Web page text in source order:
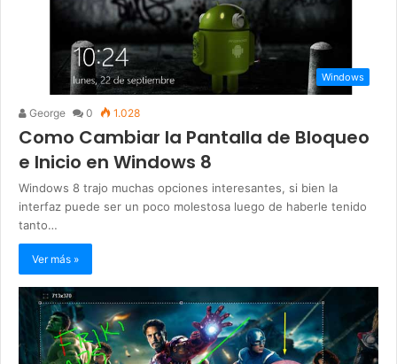
Windows
George 0 1.028
Como Cambiar la Pantalla de Bloqueo
e Inicio en Windows 8
Windows 8 trajo muchas opciones interesantes, si bien la
interfaz puede ser un poco molestosa luego de haberle tenido
tanto…
Ver más »